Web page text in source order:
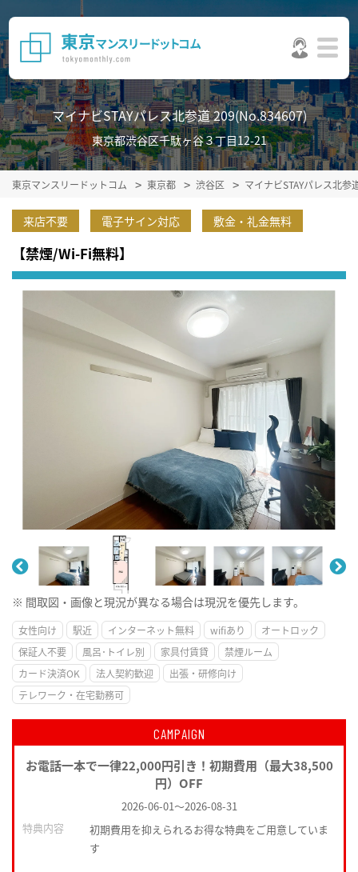
マイナビSTAYパレス北参道 209(No.834607)
東京都渋谷区千駄ヶ谷３丁目12-21
東京マンスリードットコム 東京都 渋谷区 マイナビSTAYパレス北参
来店不要 電子サイン対応 敷金・礼金無料
【禁煙/Wi-Fi無料】
※ 間取図・画像と現況が異なる場合は現況を優先します。
女性向け 駅近 インターネット無料 wifiあり
オートロック
保証人不要
風呂･トイレ別 家具付賃貸
禁煙ルーム
カード決済OK
法人契約歓迎
出張・研修向け
テレワーク・在宅勤務可
CAMPAIGN
お電話一本で一律22,000円引き！初期費用（最大38,500
円）OFF
2026-06-01～2026-08-31
特典内容
初期費用を抑えられるお得な特典をご用意していま
す